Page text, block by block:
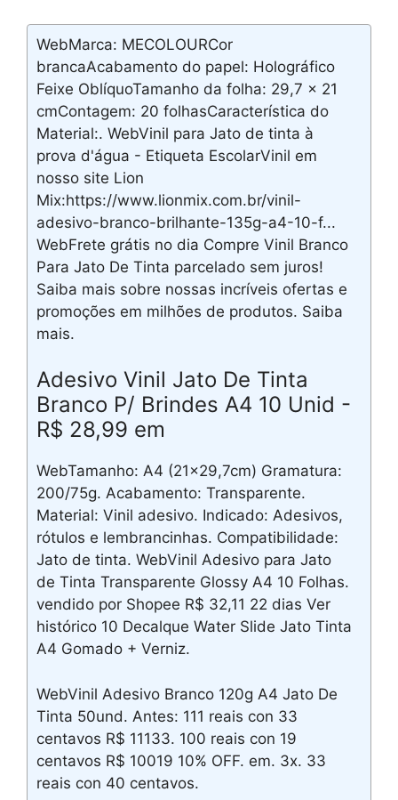
WebMarca: MECOLOURCor
brancaAcabamento do papel: Holográfico
Feixe OblíquoTamanho da folha: 29,7 x 21
cmContagem: 20 folhasCaracterística do
Material:. WebVinil para Jato de tinta à
prova d'água - Etiqueta EscolarVinil em
nosso site Lion
Mix:https://www.lionmix.com.br/vinil-
adesivo-branco-brilhante-135g-a4-10-f...
WebFrete grátis no dia Compre Vinil Branco
Para Jato De Tinta parcelado sem juros!
Saiba mais sobre nossas incríveis ofertas e
promoções em milhões de produtos. Saiba
mais.
Adesivo Vinil Jato De Tinta
Branco P/ Brindes A4 10 Unid -
R$ 28,99 em
WebTamanho: A4 (21×29,7cm) Gramatura:
200/75g. Acabamento: Transparente.
Material: Vinil adesivo. Indicado: Adesivos,
rótulos e lembrancinhas. Compatibilidade:
Jato de tinta. WebVinil Adesivo para Jato
de Tinta Transparente Glossy A4 10 Folhas.
vendido por Shopee R$ 32,11 22 dias Ver
histórico 10 Decalque Water Slide Jato Tinta
A4 Gomado + Verniz.
WebVinil Adesivo Branco 120g A4 Jato De
Tinta 50und. Antes: 111 reais con 33
centavos R$ 11133. 100 reais con 19
centavos R$ 10019 10% OFF. em. 3x. 33
reais con 40 centavos.